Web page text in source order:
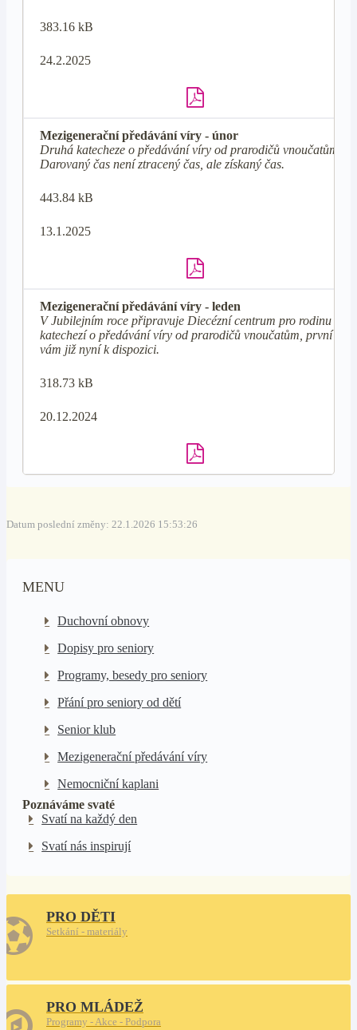
383.16 kB
24.2.2025
Mezigenerační předávání víry - únor
Druhá katecheze o předávání víry od prarodičů vnoučatům -
Darovaný čas není ztracený čas, ale získaný čas.
443.84 kB
13.1.2025
Mezigenerační předávání víry - leden
V Jubilejním roce připravuje Diecézní centrum pro rodinu 12
katechezí o předávání víry od prarodičů vnoučatům, první je
vám již nyní k dispozici.
318.73 kB
20.12.2024
Datum poslední změny: 22.1.2026 15:53:26
MENU
Duchovní obnovy
Dopisy pro seniory
Programy, besedy pro seniory
Přání pro seniory od dětí
Senior klub
Mezigenerační předávání víry
Nemocniční kaplani
Poznáváme svaté
Svatí na každý den
Svatí nás inspirují
PRO DĚTI
Setkání - materiály
PRO MLÁDEŽ
Programy - Akce - Podpora